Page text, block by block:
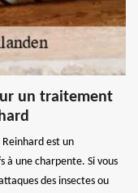
un traitement
est un
à une charpente. Si vous
des insectes ou